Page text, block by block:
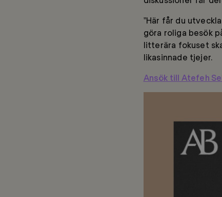
”Här får du
göra roliga besök
litterära fokuset
likasinnade tjejer.
Ansök till Atefeh